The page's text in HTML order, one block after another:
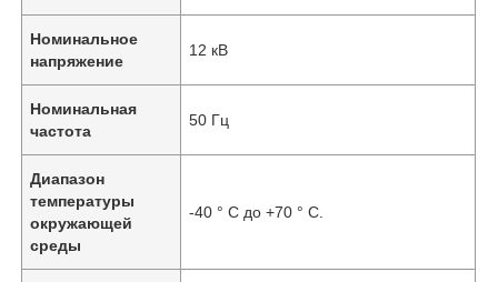
Номинальное
напряжение
12 кВ
Номинальная
частота
50 Гц
Диапазон
температуры
окружающей
среды
-40 ° C до +70 ° C.